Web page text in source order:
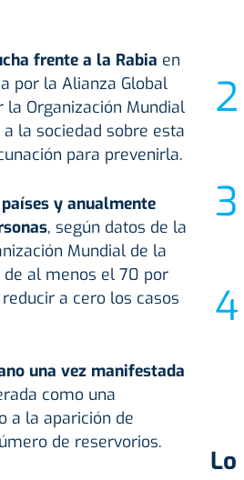
frente a la Rabia en
por la Alianza Global
la Organización Mundial
la sociedad sobre esta
para prevenirla.
y anualmente
, según datos de la
Mundial de la
de al menos el 70 por
a cero los casos
una vez manifestada
como una
a la aparición de
de reservorios.
Lo